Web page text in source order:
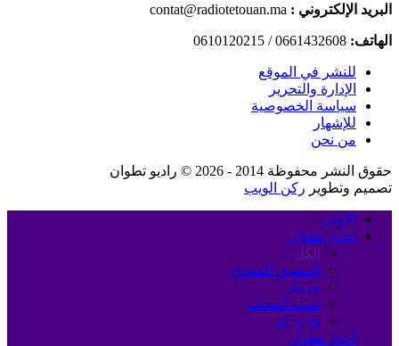
البريد الإلكتروني : contat@radiotetouan.ma
الهاتف: 0661432608 / 0610120215
للنشر في الموقع
الإدارة والتحرير
سياسة الخصوصية
للإشهار
من نحن
حقوق النشر محفوظة 2014 - 2026 © راديو تطوان
تصميم وتطوير ركن الويب
الأولى
أخبار تطوان
الكل
المضيق الفنيدق
مرتيل
سبته المحتلة
وادي لو
أخبار تطوان